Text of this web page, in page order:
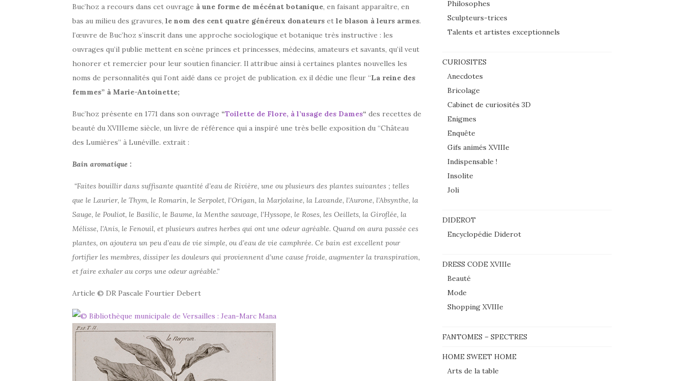
Buc’hoz a recours dans cet ouvrage à une forme de mécénat botanique, en faisant apparaître, en
bas au milieu des gravures, le nom des cent quatre généreux donateurs et le blason à leurs armes.
l’œuvre de Buc’hoz s’inscrit dans une approche sociologique et botanique très instructive : les
ouvrages qu’il publie mettent en scène princes et princesses, médecins, amateurs et savants, qu’il veut
honorer et remercier pour leur soutien financier. Il attribue ainsi à certaines plantes nouvelles les
noms de personnalités qui l’ont aidé dans ce projet de publication. ex il dédie une fleur “La reine des
femmes” à Marie-Antoinette;
Buc’hoz présente en 1771 dans son ouvrage “Toilette de Flore, à l’usage des Dames“ des recettes de
beauté du XVIIIeme siècle, un livre de référence qui a inspiré une très belle exposition du “Château
des Lumières” à Lunéville. extrait :
Bain aromatique :
“Faites bouillir dans suffisante quantité d’eau de Rivière, une ou plusieurs des plantes suivantes ; telles
que le Laurier, le Thym, le Romarin, le Serpolet, l’Origan, la Marjolaine, la Lavande, l’Aurone, l’Absynthe, la
Sauge, le Pouliot, le Basilic, le Baume, la Menthe sauvage, l’Hyssope, le Roses, les Oeillets, la Giroflée, la
Mélisse, l’Anis, le Fenouil, et plusieurs autres herbes qui ont une odeur agréable. Quand on aura passée ces
plantes, on ajoutera un peu d’eau de vie simple, ou d’eau de vie camphrée. Ce bain est excellent pour
fortifier les membres, dissiper les douleurs qui proviennent d’une cause froide, augmenter la transpiration,
et faire exhaler au corps une odeur agréable.”
Article © DR Pascale Fourtier Debert
Philosophes
Sculpteurs-trices
Talents et artistes exceptionnels
CURIOSITES
Anecdotes
Bricolage
Cabinet de curiosités 3D
Enigmes
Enquête
Gifs animés XVIIIe
Indispensable !
Insolite
Joli
DIDEROT
Encyclopédie Diderot
DRESS CODE XVIIIe
Beauté
Mode
Shopping XVIIIe
FANTOMES – SPECTRES
HOME SWEET HOME
Arts de la table